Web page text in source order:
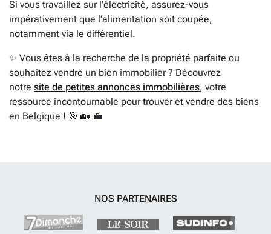
Si vous travaillez sur l’électricité, assurez-vous
impérativement que l’alimentation soit coupée,
notamment via le différentiel.
✨ Vous êtes à la recherche de la propriété parfaite ou
souhaitez vendre un bien immobilier ? Découvrez
notre site de petites annonces immobilières, votre
ressource incontournable pour trouver et vendre des biens
en Belgique ! 🎯 🏡 💼
NOS PARTENAIRES